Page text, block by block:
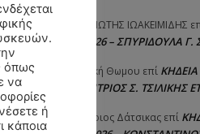
ΠΑΝΑΓΙΩΤΗΣ IΩΑΚΕΙΜΙΔΗΣ
3/8/2026 – ΣΠΥΡΙΔΟΥΛΑ
Αγγελική Θωμου επί ΚΗΔΕΙΑ
ΔΗΜΗΤΡΙΟΣ Σ. ΤΣΙΛΙΚΗΣ
Δημήτριος Δάτσικας επί
όπως
να
ή
κάποια